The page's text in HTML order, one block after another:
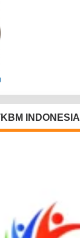
INDONESIA